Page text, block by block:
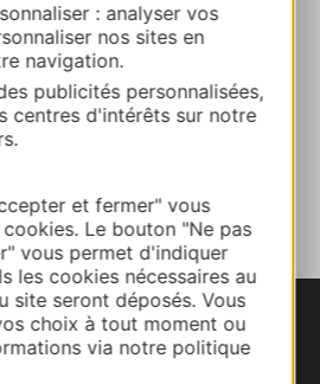
: analyser vos
nos sites en
navigation.
publicités personnalisées,
centres d'intérêts sur notre
et fermer" vous
Le bouton "Ne pas
vous permet d'indiquer
les cookies nécessaires au
site seront déposés. Vous
choix à tout moment ou
via notre politique